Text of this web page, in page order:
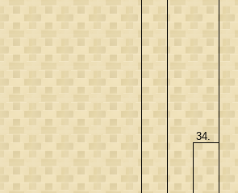
34.